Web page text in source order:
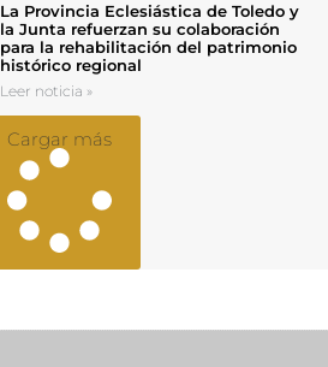
La Provincia Eclesiástica de Toledo y
la Junta refuerzan su colaboración
para la rehabilitación del patrimonio
histórico regional
Leer noticia »
Cargar más